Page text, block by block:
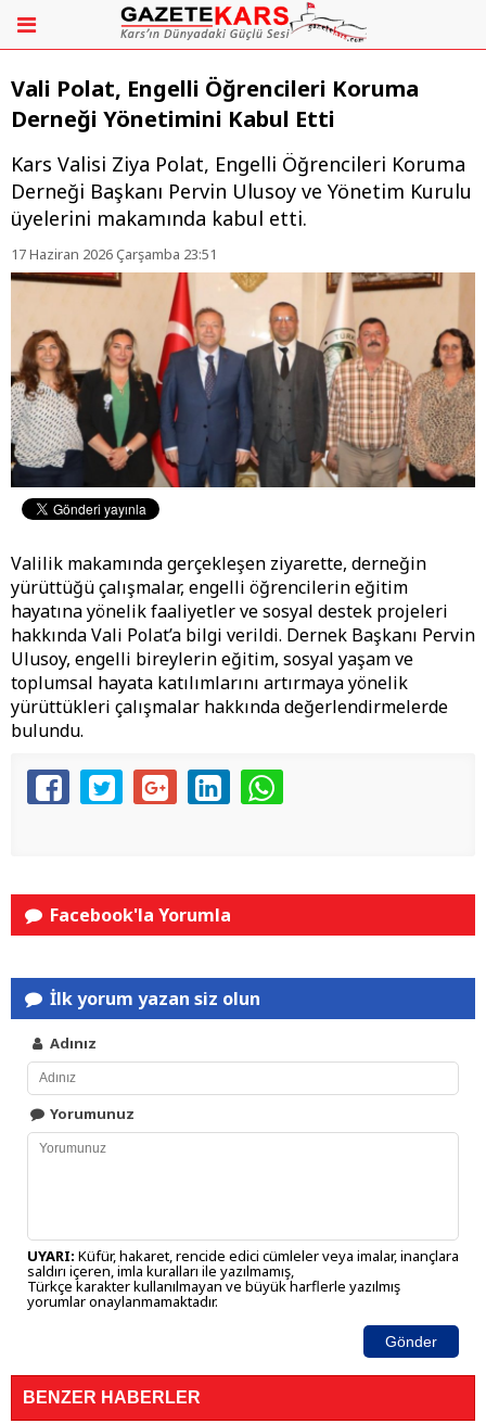
Vali Polat, Engelli Öğrencileri Koruma
Derneği Yönetimini Kabul Etti
Kars Valisi Ziya Polat, Engelli Öğrencileri Koruma
Derneği Başkanı Pervin Ulusoy ve Yönetim Kurulu
üyelerini makamında kabul etti.
17 Haziran 2026 Çarşamba 23:51
Valilik makamında gerçekleşen ziyarette, derneğin
yürüttüğü çalışmalar, engelli öğrencilerin eğitim
hayatına yönelik faaliyetler ve sosyal destek projeleri
hakkında Vali Polat’a bilgi verildi. Dernek Başkanı Pervin
Ulusoy, engelli bireylerin eğitim, sosyal yaşam ve
toplumsal hayata katılımlarını artırmaya yönelik
yürüttükleri çalışmalar hakkında değerlendirmelerde
bulundu.
Facebook'la Yorumla
İlk yorum yazan siz olun
Adınız
Yorumunuz
UYARI: Küfür, hakaret, rencide edici cümleler veya imalar, inançlara
saldırı içeren, imla kuralları ile yazılmamış,
Türkçe karakter kullanılmayan ve büyük harflerle yazılmış
yorumlar onaylanmamaktadır.
Gönder
BENZER HABERLER